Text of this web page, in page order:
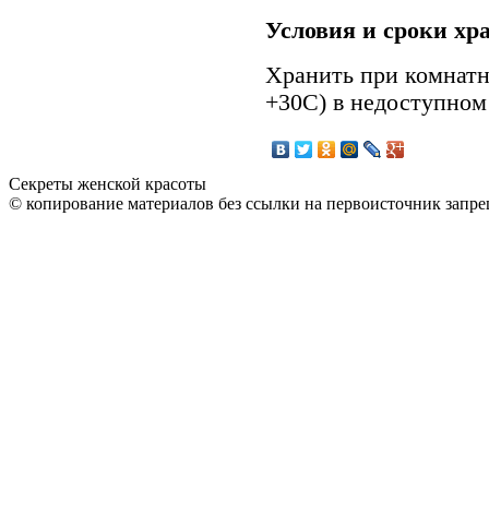
Условия и сроки
Хранить при
+30С) в
Секреты женской красоты
© копирование материалов без ссылки на первоисточник